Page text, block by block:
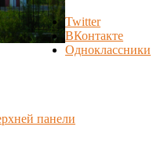
Twitter
ВКонтакте
Одноклассники
панели